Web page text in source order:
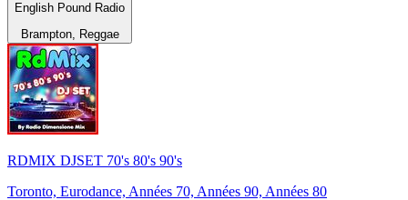
English Pound Radio
Brampton, Reggae
RDMIX DJSET 70's 80's 90's
Toronto, Eurodance, Années 70, Années 90, Années 80